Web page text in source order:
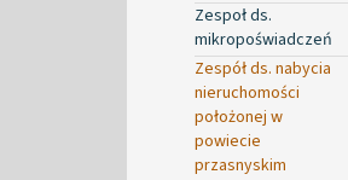
Zespoł ds.
mikropoświadczeń
Zespół ds. nabycia
nieruchomości
położonej w
powiecie
przasnyskim